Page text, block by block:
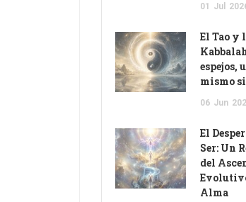
01 Jul
El Tao y
espejos,
mismo
06 Jun
El
Ser: Un
del
Alma